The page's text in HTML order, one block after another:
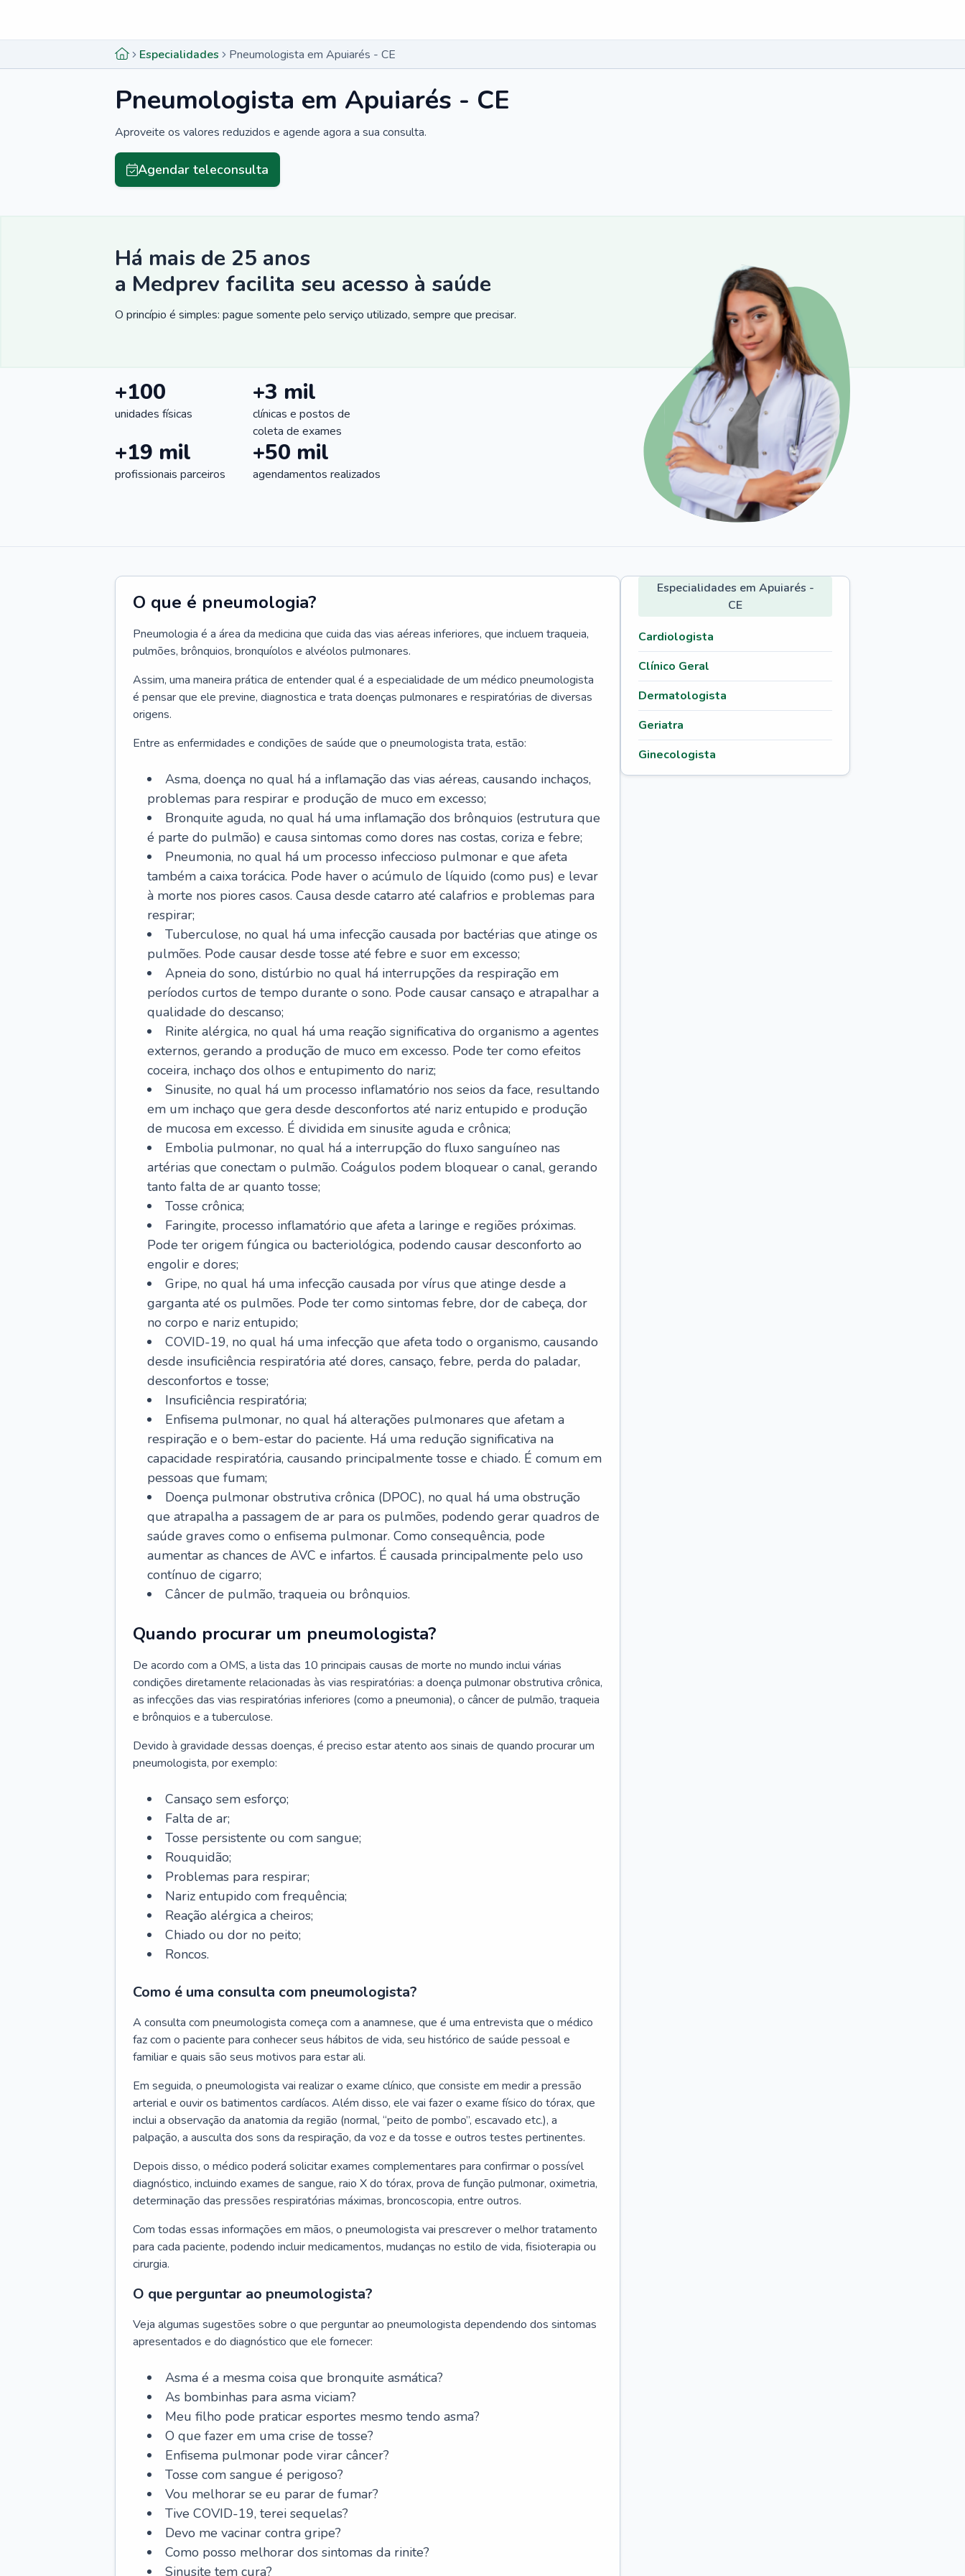
Especialidades Pneumologista em Apuiarés - CE
Pneumologista em Apuiarés - CE
Aproveite os valores reduzidos e agende agora a sua consulta.
Agendar teleconsulta
Há mais de 25 anos
a Medprev facilita seu acesso à saúde
O princípio é simples: pague somente pelo serviço utilizado, sempre que precisar.
+100
unidades físicas
+3 mil
clínicas e postos de
coleta de exames
+19 mil
profissionais parceiros
+50 mil
agendamentos realizados
O que é pneumologia?
Pneumologia é a área da medicina que cuida das vias aéreas inferiores, que incluem traqueia,
pulmões, brônquios, bronquíolos e alvéolos pulmonares.
Assim, uma maneira prática de entender qual é a especialidade de um médico pneumologista
é pensar que ele previne, diagnostica e trata doenças pulmonares e respiratórias de diversas
origens.
Entre as enfermidades e condições de saúde que o pneumologista trata, estão:
Asma, doença no qual há a inflamação das vias aéreas, causando inchaços,
problemas para respirar e produção de muco em excesso;
Bronquite aguda, no qual há uma inflamação dos brônquios (estrutura que
é parte do pulmão) e causa sintomas como dores nas costas, coriza e febre;
Pneumonia, no qual há um processo infeccioso pulmonar e que afeta
também a caixa torácica. Pode haver o acúmulo de líquido (como pus) e levar
à morte nos piores casos. Causa desde catarro até calafrios e problemas para
respirar;
Tuberculose, no qual há uma infecção causada por bactérias que atinge os
pulmões. Pode causar desde tosse até febre e suor em excesso;
Apneia do sono, distúrbio no qual há interrupções da respiração em
períodos curtos de tempo durante o sono. Pode causar cansaço e atrapalhar a
qualidade do descanso;
Rinite alérgica, no qual há uma reação significativa do organismo a agentes
externos, gerando a produção de muco em excesso. Pode ter como efeitos
coceira, inchaço dos olhos e entupimento do nariz;
Sinusite, no qual há um processo inflamatório nos seios da face, resultando
em um inchaço que gera desde desconfortos até nariz entupido e produção
de mucosa em excesso. É dividida em sinusite aguda e crônica;
Embolia pulmonar, no qual há a interrupção do fluxo sanguíneo nas
artérias que conectam o pulmão. Coágulos podem bloquear o canal, gerando
tanto falta de ar quanto tosse;
Tosse crônica;
Faringite, processo inflamatório que afeta a laringe e regiões próximas.
Pode ter origem fúngica ou bacteriológica, podendo causar desconforto ao
engolir e dores;
Gripe, no qual há uma infecção causada por vírus que atinge desde a
garganta até os pulmões. Pode ter como sintomas febre, dor de cabeça, dor
no corpo e nariz entupido;
COVID-19, no qual há uma infecção que afeta todo o organismo, causando
desde insuficiência respiratória até dores, cansaço, febre, perda do paladar,
desconfortos e tosse;
Insuficiência respiratória;
Enfisema pulmonar, no qual há alterações pulmonares que afetam a
respiração e o bem-estar do paciente. Há uma redução significativa na
capacidade respiratória, causando principalmente tosse e chiado. É comum em
pessoas que fumam;
Doença pulmonar obstrutiva crônica (DPOC), no qual há uma obstrução
que atrapalha a passagem de ar para os pulmões, podendo gerar quadros de
saúde graves como o enfisema pulmonar. Como consequência, pode
aumentar as chances de AVC e infartos. É causada principalmente pelo uso
contínuo de cigarro;
Câncer de pulmão, traqueia ou brônquios.
Quando procurar um pneumologista?
De acordo com a OMS, a lista das 10 principais causas de morte no mundo inclui várias
condições diretamente relacionadas às vias respiratórias: a doença pulmonar obstrutiva crônica,
as infecções das vias respiratórias inferiores (como a pneumonia), o câncer de pulmão, traqueia
e brônquios e a tuberculose.
Devido à gravidade dessas doenças, é preciso estar atento aos sinais de quando procurar um
pneumologista, por exemplo:
Cansaço sem esforço;
Falta de ar;
Tosse persistente ou com sangue;
Rouquidão;
Problemas para respirar;
Nariz entupido com frequência;
Reação alérgica a cheiros;
Chiado ou dor no peito;
Roncos.
Como é uma consulta com pneumologista?
A consulta com pneumologista começa com a anamnese, que é uma entrevista que o médico
faz com o paciente para conhecer seus hábitos de vida, seu histórico de saúde pessoal e
familiar e quais são seus motivos para estar ali.
Em seguida, o pneumologista vai realizar o exame clínico, que consiste em medir a pressão
arterial e ouvir os batimentos cardíacos. Além disso, ele vai fazer o exame físico do tórax, que
inclui a observação da anatomia da região (normal, “peito de pombo”, escavado etc.), a
palpação, a ausculta dos sons da respiração, da voz e da tosse e outros testes pertinentes.
Depois disso, o médico poderá solicitar exames complementares para confirmar o possível
diagnóstico, incluindo exames de sangue, raio X do tórax, prova de função pulmonar, oximetria,
determinação das pressões respiratórias máximas, broncoscopia, entre outros.
Com todas essas informações em mãos, o pneumologista vai prescrever o melhor tratamento
para cada paciente, podendo incluir medicamentos, mudanças no estilo de vida, fisioterapia ou
cirurgia.
O que perguntar ao pneumologista?
Veja algumas sugestões sobre o que perguntar ao pneumologista dependendo dos sintomas
apresentados e do diagnóstico que ele fornecer:
Asma é a mesma coisa que bronquite asmática?
As bombinhas para asma viciam?
Meu filho pode praticar esportes mesmo tendo asma?
O que fazer em uma crise de tosse?
Enfisema pulmonar pode virar câncer?
Tosse com sangue é perigoso?
Vou melhorar se eu parar de fumar?
Tive COVID-19, terei sequelas?
Devo me vacinar contra gripe?
Como posso melhorar dos sintomas da rinite?
Sinusite tem cura?
Especialidades em Apuiarés -
CE
Cardiologista
Clínico Geral
Dermatologista
Geriatra
Ginecologista